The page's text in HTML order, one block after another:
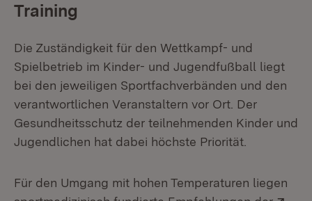
Training
Die Zuständigkeit für den Wettkampf- und
Spielbetrieb im Kinder- und Jugendfußball liegt
bei den jeweiligen Sportfachverbänden und den
verantwortlichen Veranstaltern vor Ort. Der
Gesundheitsschutz der teilnehmenden Kinder und
Jugendlichen hat dabei höchste Priorität.
Für den Umgang mit hohen Temperaturen liegen